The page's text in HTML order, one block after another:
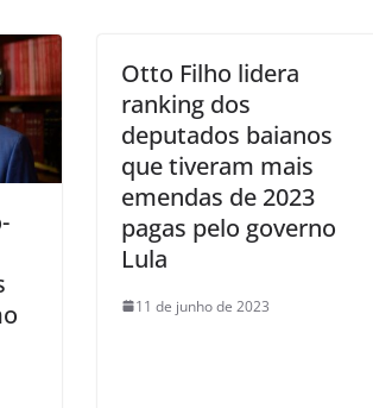
Otto Filho lidera
ranking dos
deputados baianos
que tiveram mais
emendas de 2023
pagas pelo governo
Lula
11 de junho de 2023